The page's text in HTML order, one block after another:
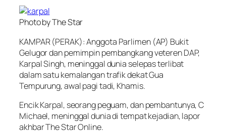
Photo by The Star
KAMPAR (PERAK): Anggota Parlimen (AP) Bukit
Gelugor dan pemimpin pembangkang veteren DAP,
Karpal Singh, meninggal dunia selepas terlibat
dalam satu kemalangan trafik dekat Gua
Tempurung, awal pagi tadi, Khamis.
Encik Karpal, seorang peguam, dan pembantunya, C
Michael, meninggal dunia di tempat kejadian, lapor
akhbar The Star Online.